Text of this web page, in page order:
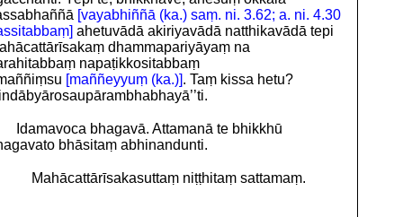
[vayabhiññā (ka.) saṃ. ni. 3.62; a. ni. 4.30
ahetuvādā akiriyavādā natthikavādā tepi
dhammapariyāyaṃ na
napaṭikkositabbaṃ
[maññeyyuṃ (ka.)]. Taṃ kissa hetu?
Idamavoca bhagavā. Attamanā te bhikkhū
bhāsitaṃ abhinandunti.
Mahācattārīsakasuttaṃ niṭṭhitaṃ sattamaṃ.